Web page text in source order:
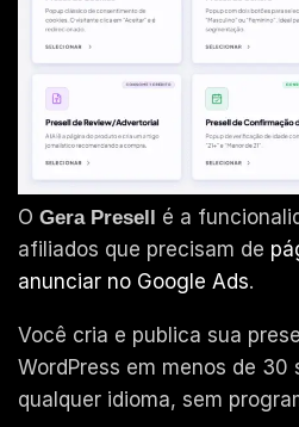
O Gera Presell é a
afiliados que precisam de
anunciar no Google Ads.
Você cria e publica sua
WordPress em menos de 30
qualquer idioma, sem